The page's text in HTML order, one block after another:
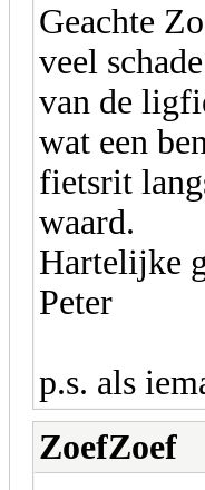
Geachte
veel
van de
wat een
fietsrit
waard.
Hartelijke
Peter
p.s. als
ZoefZoef